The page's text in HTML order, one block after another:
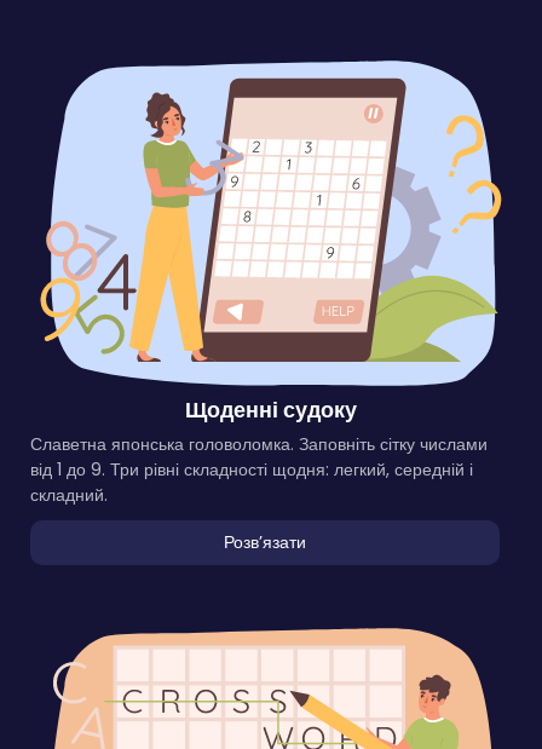
Щоденні судоку
Славетна японська головоломка. Заповніть сітку числами
від 1 до 9. Три рівні складності щодня: легкий, середній і
складний.
Розвʼязати